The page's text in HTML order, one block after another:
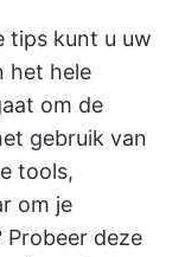
tips kunt u uw
het hele
om de
gebruik van
tools,
om je
deze